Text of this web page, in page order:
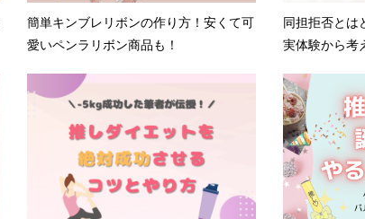
簡単キンブレリボンの作り方！安くて可
愛いペンラリボン商品も！
同担拒否とは
実体験から考